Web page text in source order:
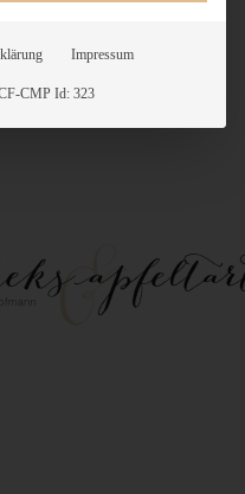
Impressum
CMP Id: 323